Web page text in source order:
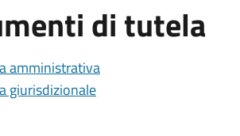
di tutela
amministrativa
giurisdizionale